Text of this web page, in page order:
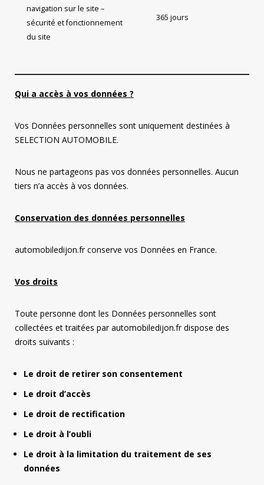
navigation sur le site –
sécurité et fonctionnement
du site
365 jours
Qui a accès à vos données ?
Vos Données personnelles sont uniquement destinées à
SELECTION AUTOMOBILE.
Nous ne partageons pas vos données personnelles. Aucun
tiers n’a accès à vos données.
Conservation des données personnelles
automobiledijon.fr conserve vos Données en France.
Vos droits
Toute personne dont les Données personnelles sont
collectées et traitées par automobiledijon.fr dispose des
droits suivants :
Le droit de retirer son consentement
Le droit d’accès
Le droit de rectification
Le droit à l’oubli
Le droit à la limitation du traitement de ses
données